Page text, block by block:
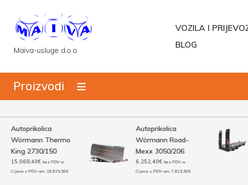
content
Maiva-usluge d.o.o.
VOZILA I
BLOG
Proizvodi
Autoprikolica
Wörmann Thermo
King 2730/150
15.068,40€ bez PDV-a.
Cijena s PDV-om:18.835,50€
Autoprikolica
Wörmann Road-
Mexx 3050/206
6.252,40€ bez PDV-a.
Cijena s PDV-om:7.815,50€